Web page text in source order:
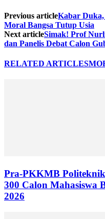
Previous articleKabar Duka,
Moral Bangsa Tutup Usia
Next articleSimak! Prof
dan Panelis Debat Calon
RELATED ARTICLES
Pra-PKKMB
300 Calon Mahasiswa
2026